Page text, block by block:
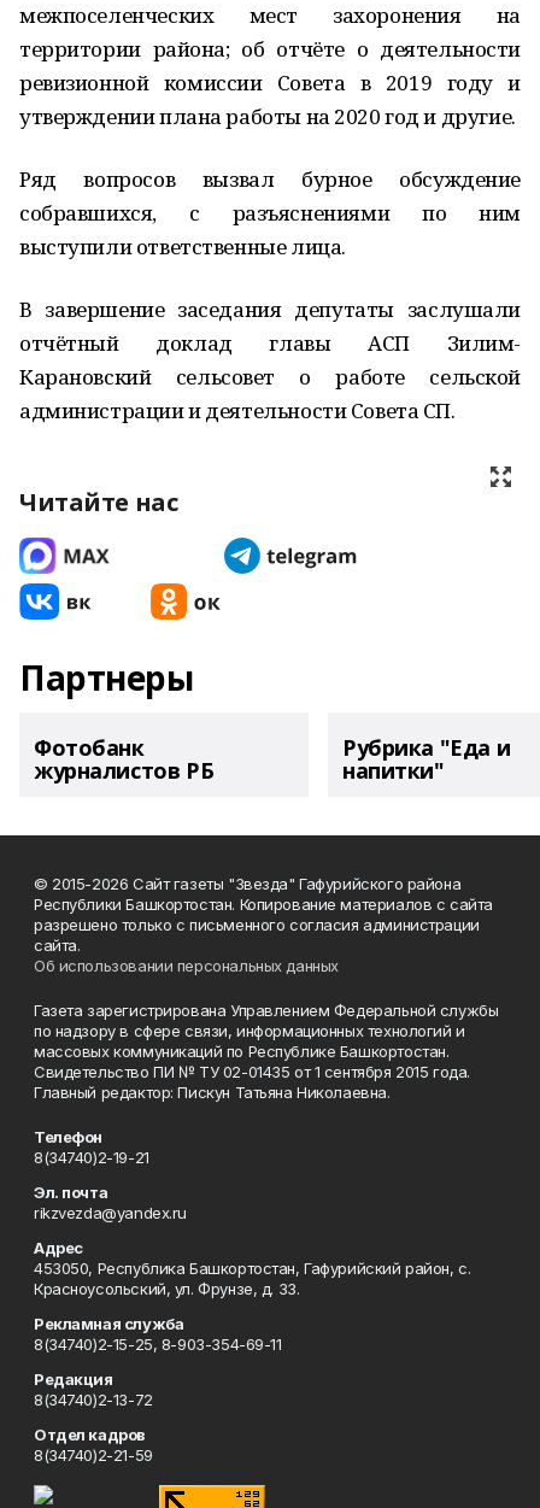
межпоселенческих мест захоронения на
территории района; об отчёте о деятельности
ревизионной комиссии Совета в 2019 году и
утверждении плана работы на 2020 год и другие.
Ряд вопросов вызвал бурное обсуждение
собравшихся, с разъяснениями по ним
выступили ответственные лица.
В завершение заседания депутаты заслушали
отчётный доклад главы АСП Зилим-
Карановский сельсовет о работе сельской
администрации и деятельности Совета СП.
Читайте нас
Партнеры
Фотобанк
журналистов РБ
Рубрика "Еда и
напитки"
© 2015-2026 Сайт газеты "Звезда" Гафурийского района
Республики Башкортостан. Копирование материалов с сайта
разрешено только с письменного согласия администрации
сайта.
Об использовании персональных данных
Газета зарегистрирована Управлением Федеральной службы
по надзору в сфере связи, информационных технологий и
массовых коммуникаций по Республике Башкортостан.
Свидетельство ПИ № ТУ 02-01435 от 1 сентября 2015 года.
Главный редактор: Пискун Татьяна Николаевна.
Телефон
8(34740)2-19-21
Эл. почта
rikzvezda@yandex.ru
Адрес
453050, Республика Башкортостан, Гафурийский район, с.
Красноусольский, ул. Фрунзе, д. 33.
Рекламная служба
8(34740)2-15-25, 8-903-354-69-11
Редакция
8(34740)2-13-72
Отдел кадров
8(34740)2-21-59